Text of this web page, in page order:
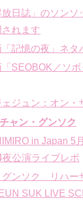
放日誌」のソン
れます
記憶の夜」ネタ
SEOBOK／ソ
ジュン：オン・
チャン・グンソク
in Japan 5
夜公演ライブレポ
グンソク リハー
SUK LIVE